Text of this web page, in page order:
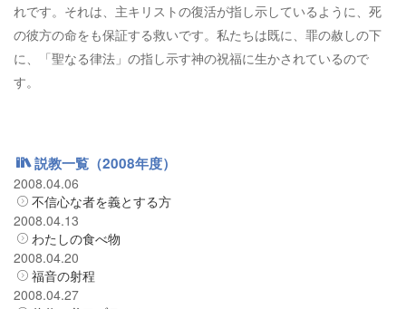
れです。それは、主キリストの復活が指し示しているように、死
の彼方の命をも保証する救いです。私たちは既に、罪の赦しの下
に、「聖なる律法」の指し示す神の祝福に生かされているので
す。
説教一覧（2008年度）
2008.04.06
不信心な者を義とする方
2008.04.13
わたしの食べ物
2008.04.20
福音の射程
2008.04.27